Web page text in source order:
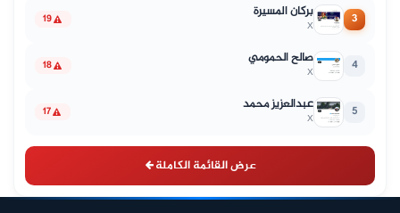
3 بركان المسيرة
X
19
4 صالح الحمومي
X
18
5 عبدالعزيز محمد
X
17
عرض القائمة الكاملة